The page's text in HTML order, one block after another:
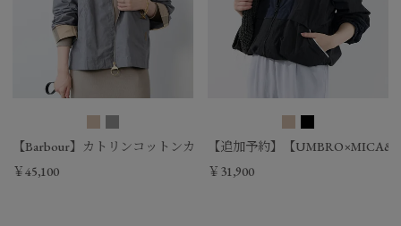
【Barbour】カトリンコットンカジュアルジャケット-CATLIN
￥45,100
【追加予約】【
￥31,900